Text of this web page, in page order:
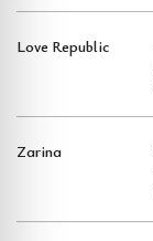
Love Republic
Zarina